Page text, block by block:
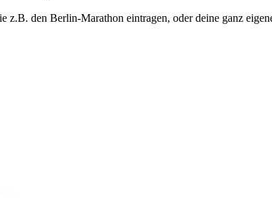
z.B. den Berlin-Marathon eintragen, oder deine ganz